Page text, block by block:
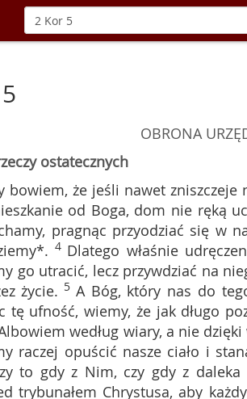
OBRONA
ostatecznych
bowiem, że jeśli nawet zniszczeje
od Boga, dom nie ręką
pragnąc przyodziać się w
4 Dlatego właśnie
go utracić, lecz przywdziać na
życie. 5 A Bóg, który nas do
tę ufność, wiemy, że jak długo
według wiary, a nie
raczej opuścić nasze ciało i
to gdy z Nim, czy gdy z
trybunałem Chrystusa, aby